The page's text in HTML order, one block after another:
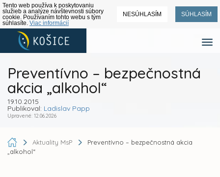
Tento web používa k poskytovaniu
služieb a analýze návštevnosti súbory
cookie. Používaním tohto webu s tým
súhlasíte. Viac informácií
NESÚHLASÍM SÚHLASÍM
Preventívno – bezpečnostná
akcia „alkohol“
19.10.2015
Publikoval: Ladislav Papp
Upravené: 12.06.2026
Aktuality MsP
Preventívno – bezpečnostná akcia
„alkohol“